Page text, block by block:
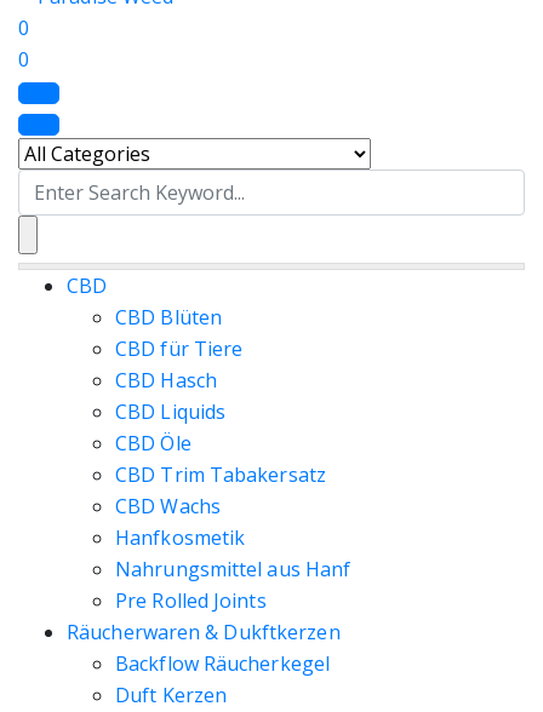
0
0
Search
for:
CBD
CBD Blüten
CBD für Tiere
CBD Hasch
CBD Liquids
CBD Öle
CBD Trim Tabakersatz
CBD Wachs
Hanfkosmetik
Nahrungsmittel aus Hanf
Pre Rolled Joints
Räucherwaren & Dukftkerzen
Backflow Räucherkegel
Duft Kerzen